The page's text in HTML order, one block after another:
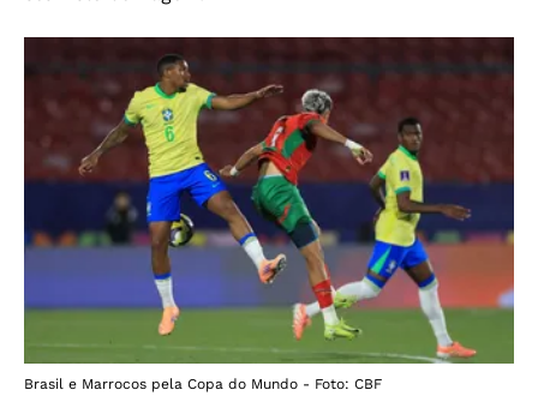
Brasil e Marrocos pela Copa do Mundo - Foto: CBF